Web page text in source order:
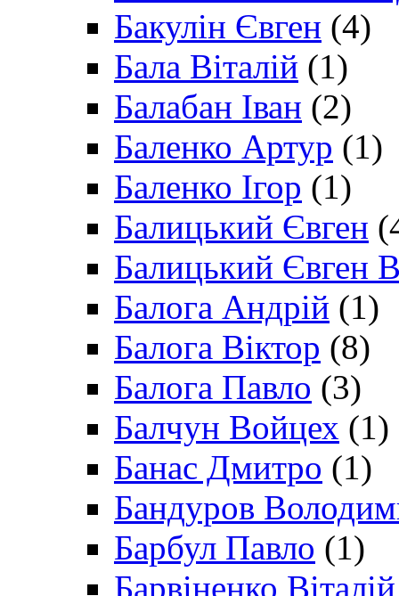
Бакулін Євген (4)
Бала Віталій (1)
Балабан Іван (2)
Баленко Артур (1)
Баленко Ігор (1)
Балицький Євген
Балицький Євген
Балога Андрій (1)
Балога Віктор (8)
Балога Павло (3)
Балчун Войцех (1)
Банас Дмитро (1)
Бандуров
Барбул Павло (1)
Барвіненко Віталій